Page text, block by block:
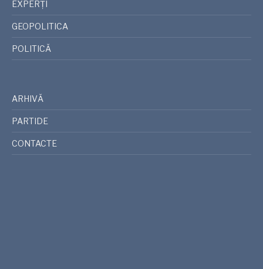
EXPERȚI
GEOPOLITICA
POLITICĂ
ARHIVĂ
PARTIDE
CONTACTE